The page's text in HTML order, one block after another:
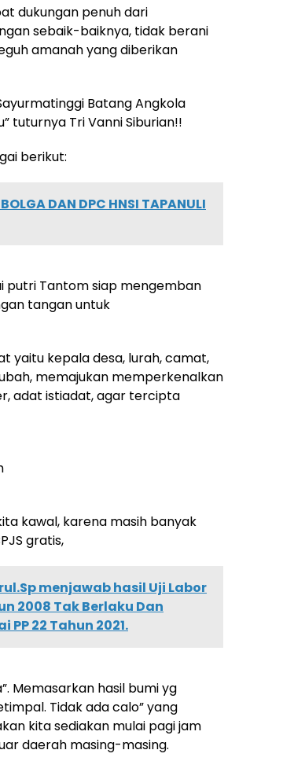
dukungan penuh dari
sebaik-baiknya, tidak berani
amanah yang diberikan
Batang Angkola
tuturnya Tri Vanni Siburian!!
berikut:
DAN DPC HNSI TAPANULI
putri Tantom siap mengemban
tangan untuk
yaitu kepala desa, lurah, camat,
memajukan memperkenalkan
adat istiadat, agar tercipta
kawal, karena masih banyak
gratis,
menjawab hasil Uji Labor
2008 Tak Berlaku Dan
PP 22 Tahun 2021.
Memasarkan hasil bumi yg
Tidak ada calo” yang
kita sediakan mulai pagi jam
daerah masing-masing.